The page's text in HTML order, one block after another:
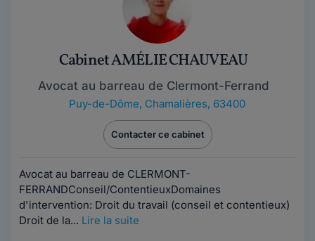
Cabinet AMÉLIE CHAUVEAU
Avocat au barreau de Clermont-Ferrand
Puy-de-Dôme, Chamalières, 63400
Contacter ce cabinet
Avocat au barreau de CLERMONT-
FERRANDConseil/ContentieuxDomaines
d'intervention: Droit du travail (conseil et contentieux)
Droit de la... Lire la suite